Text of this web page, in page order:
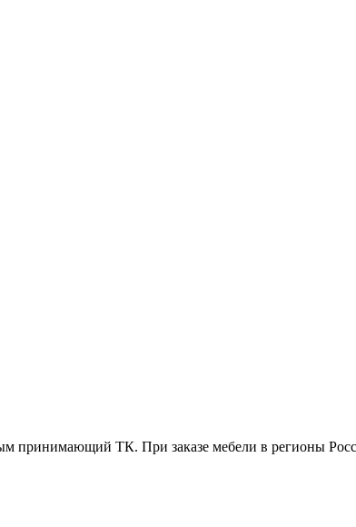
принимающий ТК. При заказе мебели в регионы